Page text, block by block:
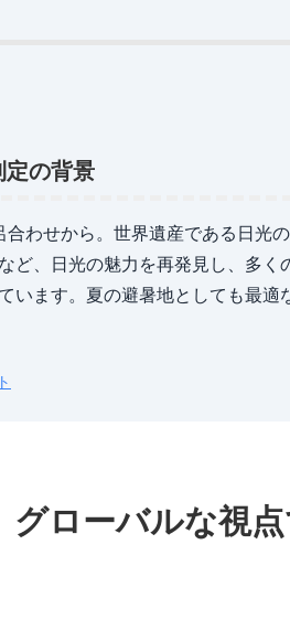
定の背景
合わせから。世界遺産である日光
ど、日光の魅力を再発見し、多く
います。夏の避暑地としても最適
グローバルな視